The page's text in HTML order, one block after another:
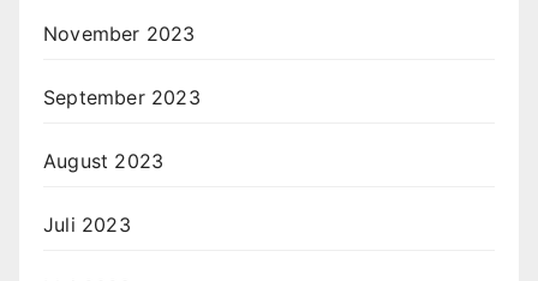
November 2023
September 2023
August 2023
Juli 2023